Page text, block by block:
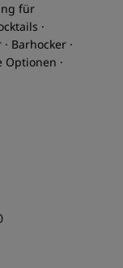
für
·
Barhocker ·
Optionen ·